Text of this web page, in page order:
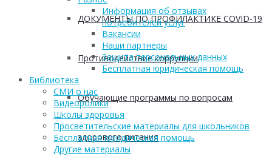
ДОКУМЕНТЫ ПО ПРОФИЛАКТИКЕ COVID-19
Противодействие коррупции
Обучающие программы по вопросам
здорового питания
Информация об отзывах
потребителей услуг
Вакансии
Наши партнеры
Защита персональных данных
Бесплатная юридическая помощь
Библиотека
СМИ о нас
Видеоролики
Школы здоровья
Просветительские материалы для школьников
Бесплатная юридическая помощь
Другие материалы